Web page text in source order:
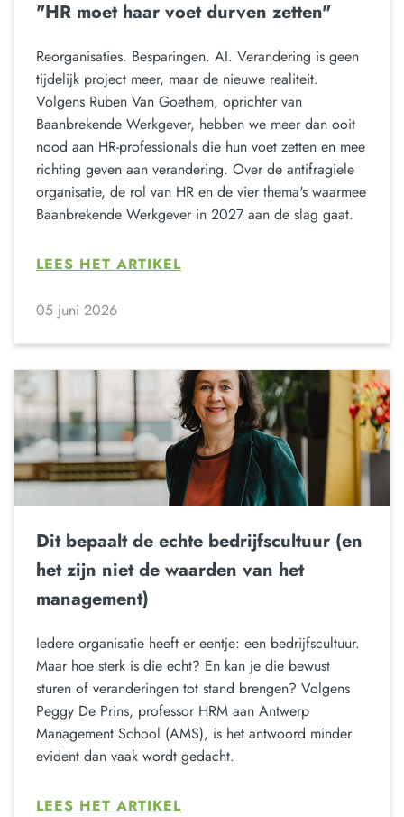
"HR moet haar voet durven zetten"
Reorganisaties. Besparingen. AI. Verandering is geen
tijdelijk project meer, maar de nieuwe realiteit.
Volgens Ruben Van Goethem, oprichter van
Baanbrekende Werkgever, hebben we meer dan ooit
nood aan HR-professionals die hun voet zetten en mee
richting geven aan verandering. Over de antifragiele
organisatie, de rol van HR en de vier thema's waarmee
Baanbrekende Werkgever in 2027 aan de slag gaat.
LEES HET ARTIKEL
05 juni 2026
Dit bepaalt de echte bedrijfscultuur (en
het zijn niet de waarden van het
management)
Iedere organisatie heeft er eentje: een bedrijfscultuur.
Maar hoe sterk is die echt? En kan je die bewust
sturen of veranderingen tot stand brengen? Volgens
Peggy De Prins, professor HRM aan Antwerp
Management School (AMS), is het antwoord minder
evident dan vaak wordt gedacht.
LEES HET ARTIKEL